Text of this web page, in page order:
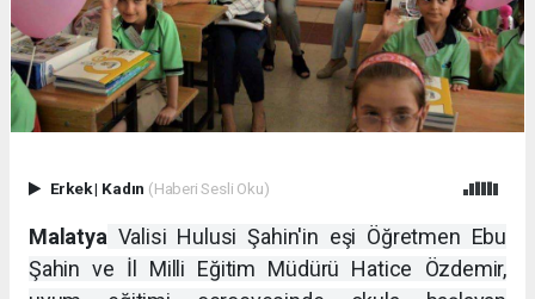
Erkek| Kadın (Haberi Sesli Oku)
Malatya Valisi Hulusi Şahin'in eşi Öğretmen Ebu
Şahin ve İl Milli Eğitim Müdürü Hatice Özdemir,